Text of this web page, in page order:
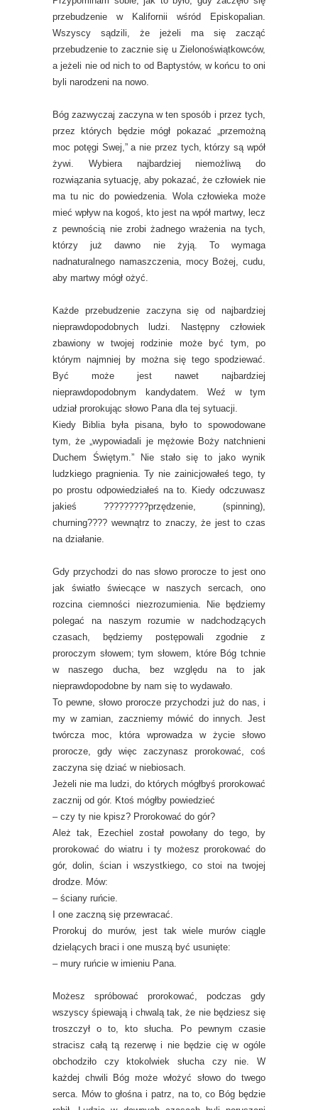
przebudzenie w Kalifornii wśród Episkopalian.
Wszyscy sądzili, że jeżeli ma się zacząć
przebudzenie to zacznie się u Zielonoświątkowców,
a jeżeli nie od nich to od Baptystów, w końcu to oni
byli narodzeni na nowo.
Bóg zazwyczaj zaczyna w ten sposób i przez tych,
przez których będzie mógł pokazać „przemożną
moc potęgi Swej,” a nie przez tych, którzy są wpół
żywi. Wybiera najbardziej niemożliwą do
rozwiązania sytuację, aby pokazać, że człowiek nie
ma tu nic do powiedzenia. Wola człowieka może
mieć wpływ na kogoś, kto jest na wpół martwy, lecz
z pewnością nie zrobi żadnego wrażenia na tych,
którzy już dawno nie żyją. To wymaga
nadnaturalnego namaszczenia, mocy Bożej, cudu,
aby martwy mógł ożyć.
Każde przebudzenie zaczyna się od najbardziej
nieprawdopodobnych ludzi. Następny człowiek
zbawiony w twojej rodzinie może być tym, po
którym najmniej by można się tego spodziewać.
Być może jest nawet najbardziej
nieprawdopodobnym kandydatem. Weź w tym
udział prorokując słowo Pana dla tej sytuacji.
Kiedy Biblia była pisana, było to spowodowane
tym, że „wypowiadali je mężowie Boży natchnieni
Duchem Świętym.” Nie stało się to jako wynik
ludzkiego pragnienia. Ty nie zainicjowałeś tego, ty
po prostu odpowiedziałeś na to. Kiedy odczuwasz
jakieś ?????????przędzenie, (spinning),
churning???? wewnątrz to znaczy, że jest to czas
na działanie.
Gdy przychodzi do nas słowo prorocze to jest ono
jak światło świecące w naszych sercach, ono
rozcina ciemności niezrozumienia. Nie będziemy
polegać na naszym rozumie w nadchodzących
czasach, będziemy postępowali zgodnie z
proroczym słowem; tym słowem, które Bóg tchnie
w naszego ducha, bez względu na to jak
nieprawdopodobne by nam się to wydawało.
To pewne, słowo prorocze przychodzi już do nas, i
my w zamian, zaczniemy mówić do innych. Jest
twórcza moc, która wprowadza w życie słowo
prorocze, gdy więc zaczynasz prorokować, coś
zaczyna się dziać w niebiosach.
Jeżeli nie ma ludzi, do których mógłbyś prorokować
zacznij od gór. Ktoś mógłby powiedzieć
– czy ty nie kpisz? Prorokować do gór?
Ależ tak, Ezechiel został powołany do tego, by
prorokować do wiatru i ty możesz prorokować do
gór, dolin, ścian i wszystkiego, co stoi na twojej
drodze. Mów:
– ściany ruńcie.
I one zaczną się przewracać.
Prorokuj do murów, jest tak wiele murów ciągle
dzielących braci i one muszą być usunięte:
– mury ruńcie w imieniu Pana.
Możesz spróbować prorokować, podczas gdy
wszyscy śpiewają i chwalą tak, że nie będziesz się
troszczył o to, kto słucha. Po pewnym czasie
stracisz całą tą rezerwę i nie będzie cię w ogóle
obchodziło czy ktokolwiek słucha czy nie. W
każdej chwili Bóg może włożyć słowo do twego
serca. Mów to głośna i patrz, na to, co Bóg będzie